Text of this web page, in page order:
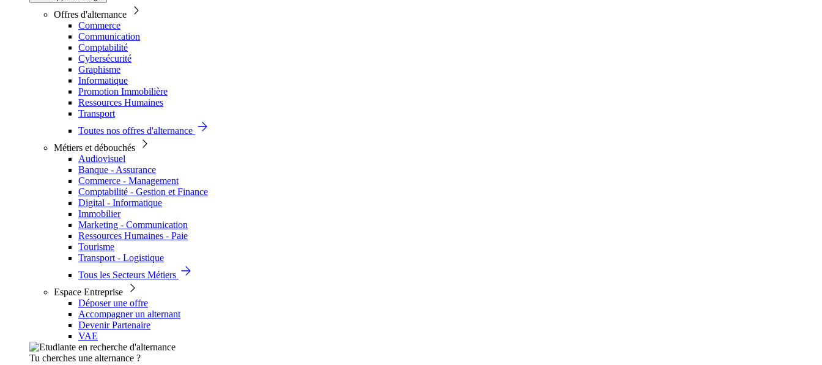
Offres d'alternance
Commerce
Communication
Comptabilité
Cybersécurité
Graphisme
Informatique
Promotion Immobilière
Ressources Humaines
Transport
Toutes nos offres d'alternance
Métiers et débouchés
Audiovisuel
Banque - Assurance
Commerce - Management
Comptabilité - Gestion et Finance
Digital - Informatique
Immobilier
Marketing - Communication
Ressources Humaines - Paie
Tourisme
Transport - Logistique
Tous les Secteurs Métiers
Espace Entreprise
Déposer une offre
Accompagner un alternant
Devenir Partenaire
VAE
Tu cherches une alternance ?